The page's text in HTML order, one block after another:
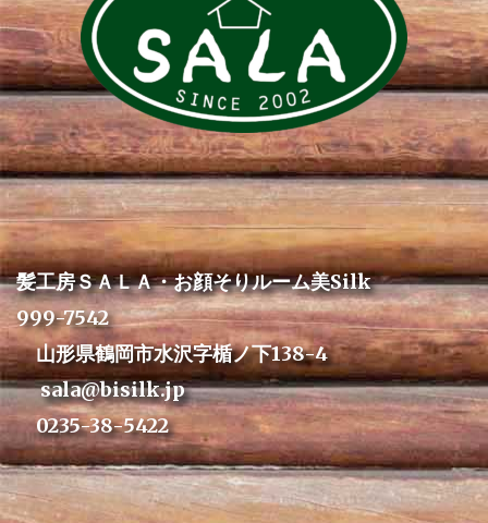
髪工房ＳＡＬＡ・お顔そりルーム美Silk
999-7542
山形県鶴岡市水沢字楯ノ下138-4
sala@bisilk.jp
0235-38-5422